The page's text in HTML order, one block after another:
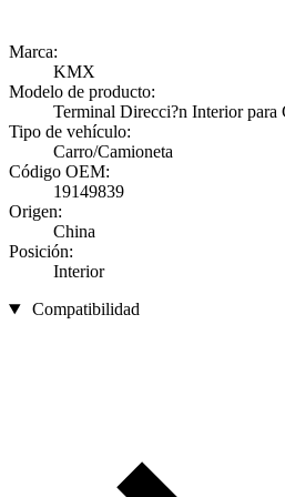
Marca:
KMX
Modelo de producto:
Terminal Direcci?n Interior para
Tipo de vehículo:
Carro/Camioneta
Código OEM:
19149839
Origen:
China
Posición:
Interior
Compatibilidad